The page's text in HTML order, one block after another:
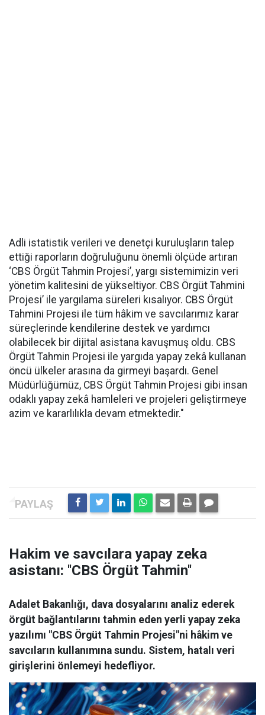
Adli istatistik verileri ve denetçi kuruluşların talep
ettiği raporların doğruluğunu önemli ölçüde artıran
‘CBS Örgüt Tahmin Projesi’, yargı sistemimizin veri
yönetim kalitesini de yükseltiyor. CBS Örgüt Tahmini
Projesi’ ile yargılama süreleri kısalıyor. CBS Örgüt
Tahmini Projesi ile tüm hâkim ve savcılarımız karar
süreçlerinde kendilerine destek ve yardımcı
olabilecek bir dijital asistana kavuşmuş oldu. CBS
Örgüt Tahmin Projesi ile yargıda yapay zekâ kullanan
öncü ülkeler arasına da girmeyi başardı. Genel
Müdürlüğümüz, CBS Örgüt Tahmin Projesi gibi insan
odaklı yapay zekâ hamleleri ve projeleri geliştirmeye
azim ve kararlılıkla devam etmektedir."
Hakim ve savcılara yapay zeka
asistanı: ''CBS Örgüt Tahmin''
Adalet Bakanlığı, dava dosyalarını analiz ederek
örgüt bağlantılarını tahmin eden yerli yapay zeka
yazılımı "CBS Örgüt Tahmin Projesi"ni hâkim ve
savcıların kullanımına sundu. Sistem, hatalı veri
girişlerini önlemeyi hedefliyor.